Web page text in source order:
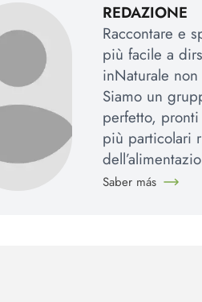
REDAZIONE
Raccontare e
più facile a
inNaturale
Siamo un
perfetto,
più particolari
Saber más